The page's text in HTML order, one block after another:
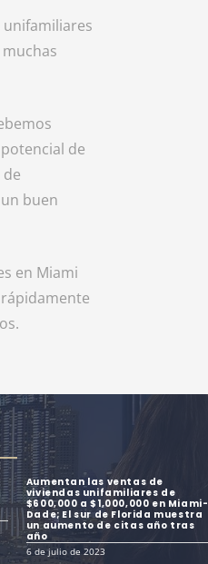
unifamiliares
de
buen
en Miami
Aumentan las ventas de
viviendas unifamiliares de
$600,000 a $1,000,000 en Miami-
Dade; El sur de Florida muestra
un aumento de citas año tras
año
6 de julio de 2023